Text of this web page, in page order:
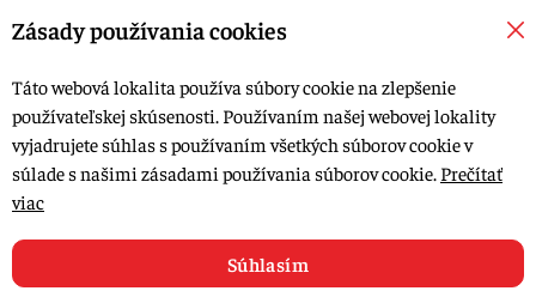
Eurofondy 2022/2023
Kontakt
© 2015-2026, LIANA GOLIAŠ s.r.o. všetky práva vyhradené.
Upraviť nastavenia Cookies
Zásady používania cookies
Táto webová lokalita používa súbory cookie na zlepšenie
používateľskej skúsenosti. Používaním našej webovej lokality
vyjadrujete súhlas s používaním všetkých súborov cookie v
súlade s našimi zásadami používania súborov cookie. Prečítať
viac
Súhlasím